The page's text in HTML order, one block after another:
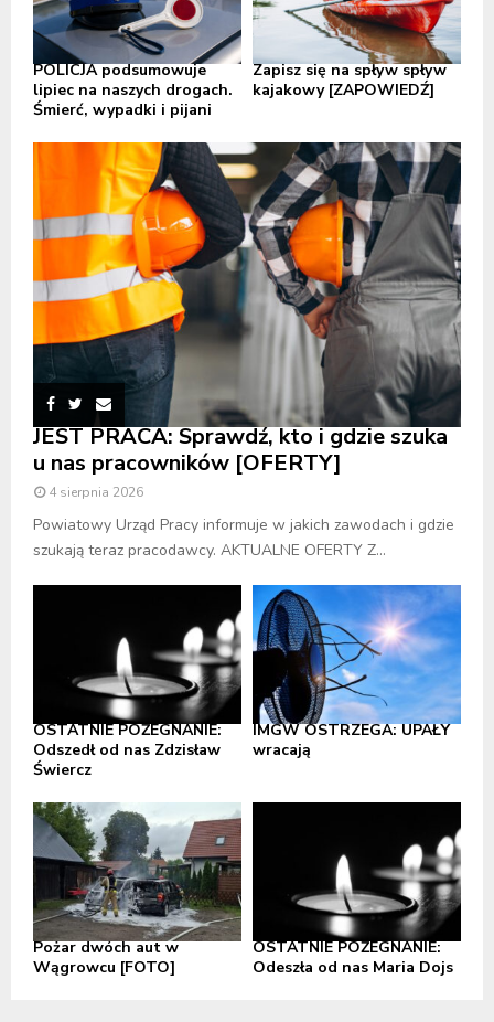
POLICJA podsumowuje
lipiec na naszych drogach.
Śmierć, wypadki i pijani
Zapisz się na spływ spływ
kajakowy [ZAPOWIEDŹ]
JEST PRACA: Sprawdź, kto i gdzie szuka
u nas pracowników [OFERTY]
4 sierpnia 2026
Powiatowy Urząd Pracy informuje w jakich zawodach i gdzie
szukają teraz pracodawcy. AKTUALNE OFERTY Z...
OSTATNIE POŻEGNANIE:
Odszedł od nas Zdzisław
Świercz
IMGW OSTRZEGA: UPAŁY
wracają
Pożar dwóch aut w
Wągrowcu [FOTO]
OSTATNIE POŻEGNANIE:
Odeszła od nas Maria Dojs